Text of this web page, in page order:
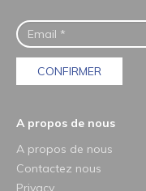
CONFIRMER
A propos de nous
A propos de nous
Contactez nous
Privacy